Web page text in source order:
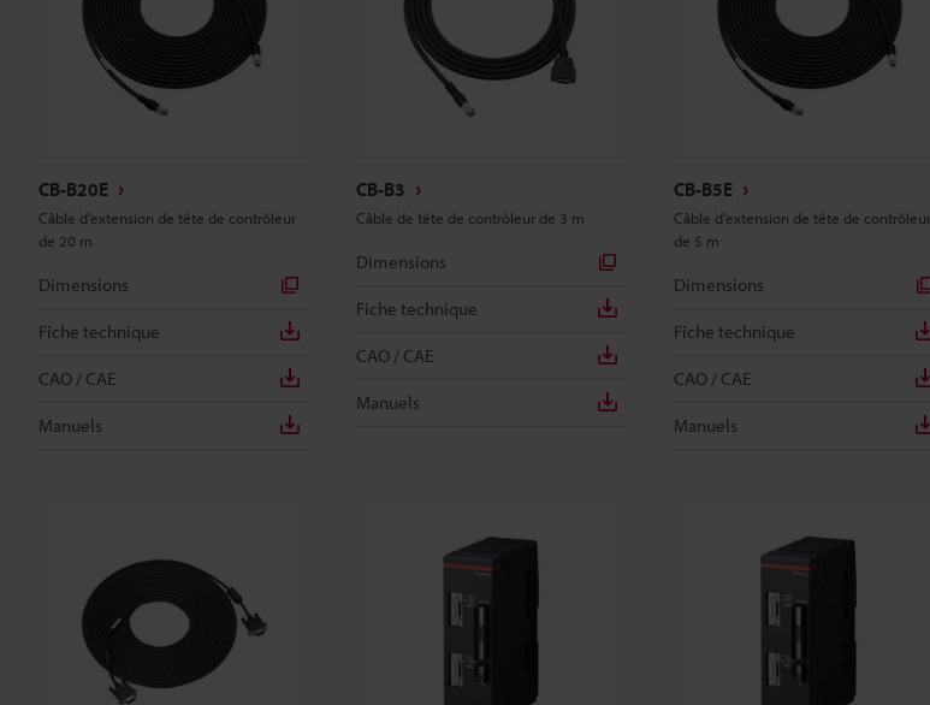
CB-B20E
Câble d'extension de tête de contrôleur
de 20 m
Dimensions
Fiche technique
CAO / CAE
Manuels
CB-B3
Câble de tête de contrôleur de 3 m
Dimensions
Fiche technique
CAO / CAE
Manuels
CB-B5E
Câble d'extension de tête de contrôleur
de 5 m
Dimensions
Fiche technique
CAO / CAE
Manuels